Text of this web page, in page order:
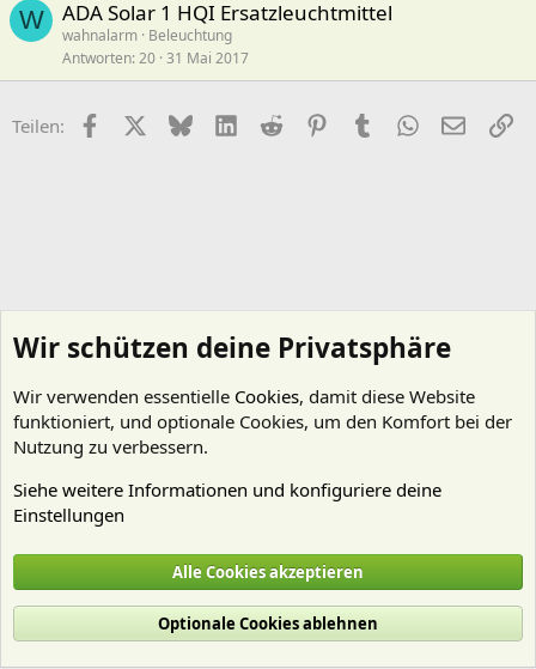
W ADA Solar 1 HQI Ersatzleuchtmittel
wahnalarm Beleuchtung
Antworten 20 31 Mai 2017
Teilen: FacebookX (Twitter)
BlueskyLinkedIn
Reddit PinterestTumblr WhatsApp
E-Mail
Cookies
Deutsch (Du)
Nutzungsbedingungen
Datenschutz Hilfe und Impressum
R
Wir schützen deine Privatsphäre
Wir verwenden essentielle Cookies, damit diese Website
funktioniert, und optionale Cookies, um den Komfort bei der
Nutzung zu verbessern.
Siehe weitere Informationen und konfiguriere deine
Einstellungen
Alle Cookies akzeptieren
Optionale Cookies ablehnen